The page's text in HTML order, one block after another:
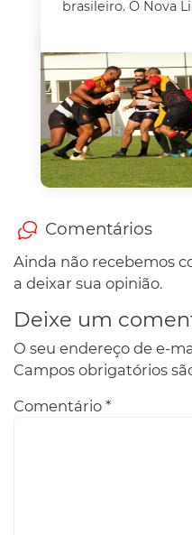
brasileiro. O Nova
Comentários
Ainda não recebemos
a deixar sua opinião.
Deixe um
O seu endereço de e-
Campos obrigatórios
Comentário *